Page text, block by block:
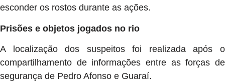
esconder os rostos durante as ações.
Prisões e objetos jogados no rio
A localização dos suspeitos foi realizada após o
compartilhamento de informações entre as forças de
segurança de Pedro Afonso e Guaraí.